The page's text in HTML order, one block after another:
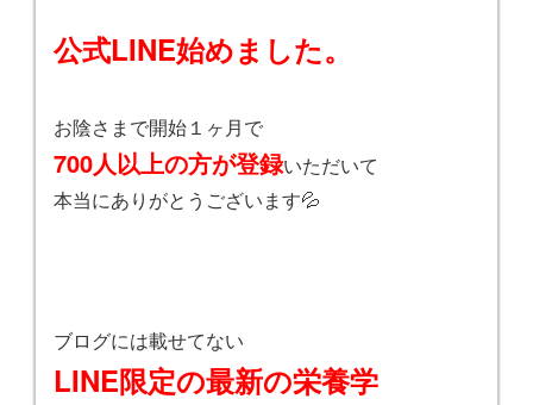
公式LINE始めました。
お陰さまで開始１ヶ月で
700人以上の方が登録いただいて
本当にありがとうございます💦
ブログには載せてない
LINE限定の最新の栄養学